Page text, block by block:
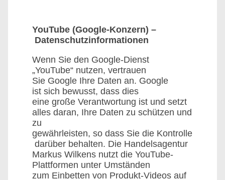
YouTube (Google-Konzern) –
Datenschutzinformationen
Wenn Sie den Google-Dienst
„YouTube“ nutzen, vertrauen
Sie Google Ihre Daten an. Google
ist sich bewusst, dass dies
eine große Verantwortung ist und setzt
alles daran, Ihre Daten zu schützen und
zu
gewährleisten, so dass Sie die Kontrolle
darüber behalten. Die Handelsagentur
Markus Wilkens nutzt die YouTube-
Plattformen unter Umständen
zum Einbetten von Produkt-Videos auf